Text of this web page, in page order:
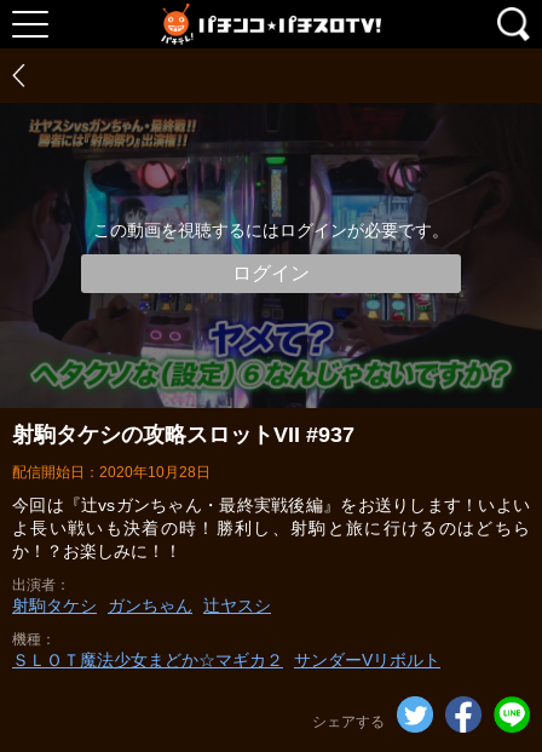
この動画を視聴するにはログインが必要です。
ログイン
射駒タケシの攻略スロットVII #937
配信開始日：2020年10月28日
今回は『辻vsガンちゃん・最終実戦後編』をお送りします！いよい
よ長い戦いも決着の時！勝利し、射駒と旅に行けるのはどちら
か！？お楽しみに！！
出演者
射駒タケシ ガンちゃん 辻ヤスシ
機種
ＳＬＯＴ魔法少女まどか☆マギカ２ サンダーVリボルト
シェアする